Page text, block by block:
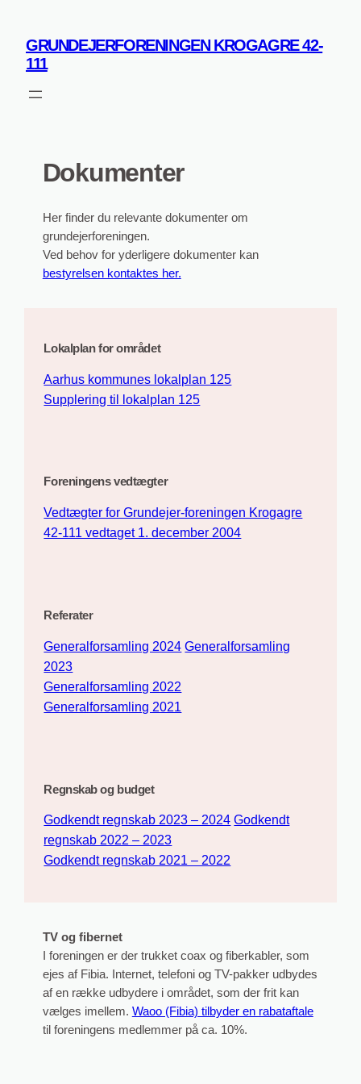
indholdGRUNDEJERFORENINGEN KROGAGRE 42-
111
Dokumenter
Her finder du relevante dokumenter om
grundejerforeningen.
Ved behov for yderligere dokumenter kan
bestyrelsen kontaktes her.
Lokalplan for området
Aarhus kommunes lokalplan 125
Supplering til lokalplan 125
Foreningens vedtægter
Vedtægter for Grundejer-foreningen Krogagre
42-111 vedtaget 1. december 2004
Referater
Generalforsamling 2024 Generalforsamling
2023
Generalforsamling 2022
Generalforsamling 2021
Regnskab og budget
Godkendt regnskab 2023 – 2024 Godkendt
regnskab 2022 – 2023
Godkendt regnskab 2021 – 2022
TV og fibernet
I foreningen er der trukket coax og fiberkabler, som
ejes af Fibia. Internet, telefoni og TV-pakker udbydes
af en række udbydere i området, som der frit kan
vælges imellem. Waoo (Fibia) tilbyder en rabataftale
til foreningens medlemmer på ca. 10%.